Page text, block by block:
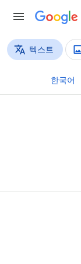
번역 방법
텍스트
한국어